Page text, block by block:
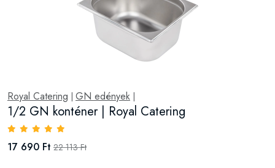
Royal Catering GN edények
1/2 GN konténer | Royal Catering
17 690 Ft 22 113 Ft